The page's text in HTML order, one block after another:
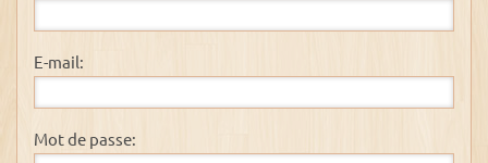
E-mail:
Mot de passe: